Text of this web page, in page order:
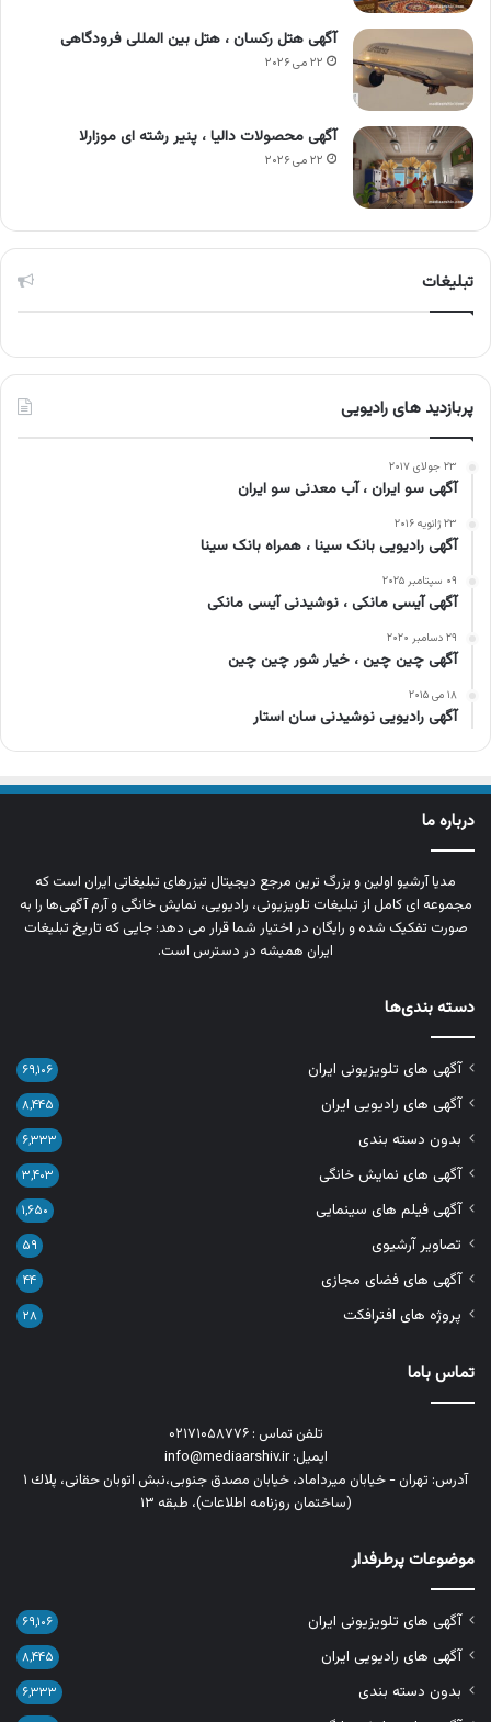
آگهی هتل رکسان ، هتل بین المللی فرودگاهی
۲۲ می ۲۰۲۶
آگهی محصولات دالیا ، پنیر رشته ای موزارلا
۲۲ می ۲۰۲۶
تبلیغات
پربازدید های رادیویی
۲۳ جولای ۲۰۱۷
آگهی سو ایران ، آب معدنی سو ایران
۲۳ ژانویه ۲۰۱۶
آگهی رادیویی بانک سینا ، همراه بانک سینا
۰۹ سپتامبر ۲۰۲۵
آگهی آیسی مانکی ، نوشیدنی آیسی مانکی
۲۹ دسامبر ۲۰۲۰
آگهی چین چین ، خیار شور چین چین
۱۸ می ۲۰۱۵
آگهی رادیویی نوشیدنی سان استار
درباره ما
مدیا آرشیو اولین و بزرگ‌ ترین مرجع دیجیتال تیزرهای تبلیغاتی ایران است که
مجموعه‌ ای کامل از تبلیغات تلویزیونی، رادیویی، نمایش خانگی و آرم‌ آگهی‌ها را به‌
صورت تفکیک‌ شده و رایگان در اختیار شما قرار می‌ دهد؛ جایی که تاریخ تبلیغات
ایران همیشه در دسترس است.
دسته بندی‌ها
آگهی های تلویزیونی ایران ۶۹,۱۰۶
آگهی های رادیویی ایران ۸,۴۴۵
بدون دسته بندی ۶,۳۳۳
آگهی های نمایش خانگی ۳,۴۰۳
آگهی فیلم های سینمایی ۱,۶۵۰
تصاویر آرشیوی ۵۹
آگهی های فضای مجازی ۴۴
پروژه های افترافکت ۲۸
تماس باما
تلفن تماس : ۰۲۱۷۱۰۵۸۷۷۶
ایمیل: info@mediaarshiv.ir
آدرس: تهران - خیابان میرداماد، خیابان مصدق جنوبی،نبش اتوبان حقانی، پلاك ١
(ساختمان روزنامه اطلاعات)، طبقه ۱۳
موضوعات پرطرفدار
آگهی های تلویزیونی ایران ۶۹,۱۰۶
آگهی های رادیویی ایران ۸,۴۴۵
بدون دسته بندی ۶,۳۳۳